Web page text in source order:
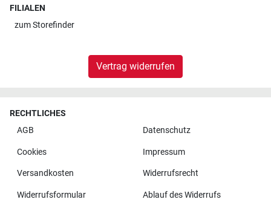
FILIALEN
zumStorefinder
Vertrag widerrufen
RECHTLICHES
AGB
Datenschutz
Cookies Impressum
Versandkosten Widerrufsrecht
Widerrufsformular Ablauf des Widerrufs